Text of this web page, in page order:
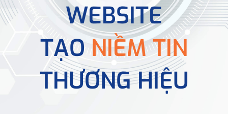
WEBSITE
TẠONIỀM TIN
THƯƠNG HIỆU